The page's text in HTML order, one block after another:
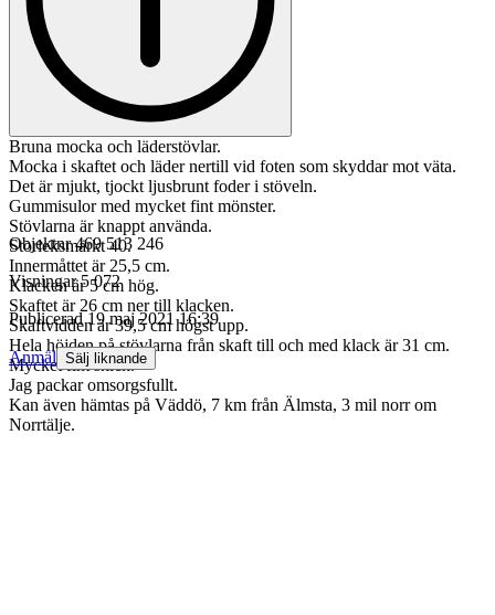
Bruna mocka och läderstövlar.
Mocka i skaftet och läder nertill vid foten som skyddar mot väta.
Det är mjukt, tjockt ljusbrunt foder i stöveln.
Gummisulor med mycket fint mönster.
Stövlarna är knappt använda.
Storleksmärkt 40.
Innermåttet är 25,5 cm.
Klacken är 5 cm hög.
Skaftet är 26 cm ner till klacken.
Skaftvidden är 39,5 cm högst upp.
Hela höjden på stövlarna från skaft till och med klack är 31 cm.
Mycket fint skick.
Jag packar omsorgsfullt.
Kan även hämtas på Väddö, 7 km från Älmsta, 3 mil norr om
Norrtälje.
Objektnr 469 513 246
Visningar 5 072
Publicerad 19 maj 2021 16:39
Anmäl Sälj liknande